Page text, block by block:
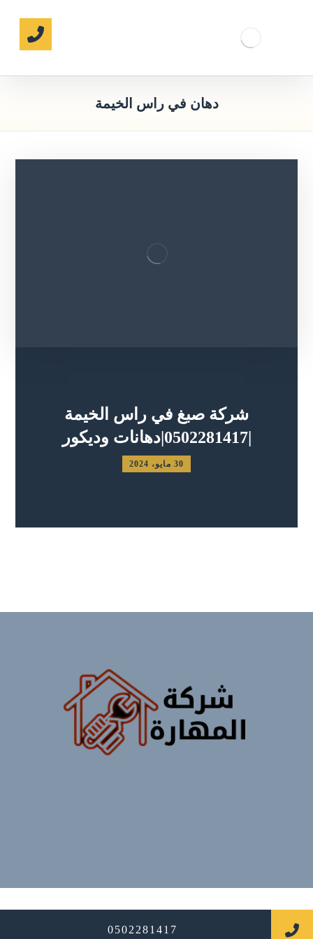
دهان في راس الخيمة
شركة صبغ في راس الخيمة
|0502281417|دهانات وديكور
30 مايو، 2024
0502281417